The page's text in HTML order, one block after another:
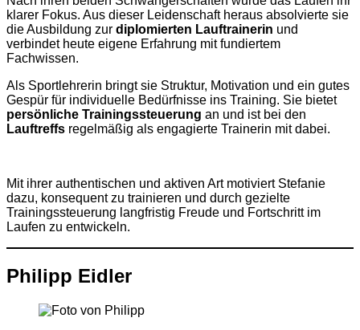
klarer Fokus. Aus dieser Leidenschaft heraus absolvierte sie
die Ausbildung zur diplomierten Lauftrainerin und
verbindet heute eigene Erfahrung mit fundiertem
Fachwissen.
Als Sportlehrerin bringt sie Struktur, Motivation und ein gutes
Gespür für individuelle Bedürfnisse ins Training. Sie bietet
persönliche Trainingssteuerung an und ist bei den
Lauftreffs regelmäßig als engagierte Trainerin mit dabei.
Mit ihrer authentischen und aktiven Art motiviert Stefanie
dazu, konsequent zu trainieren und durch gezielte
Trainingssteuerung langfristig Freude und Fortschritt im
Laufen zu entwickeln.
Philipp Eidler